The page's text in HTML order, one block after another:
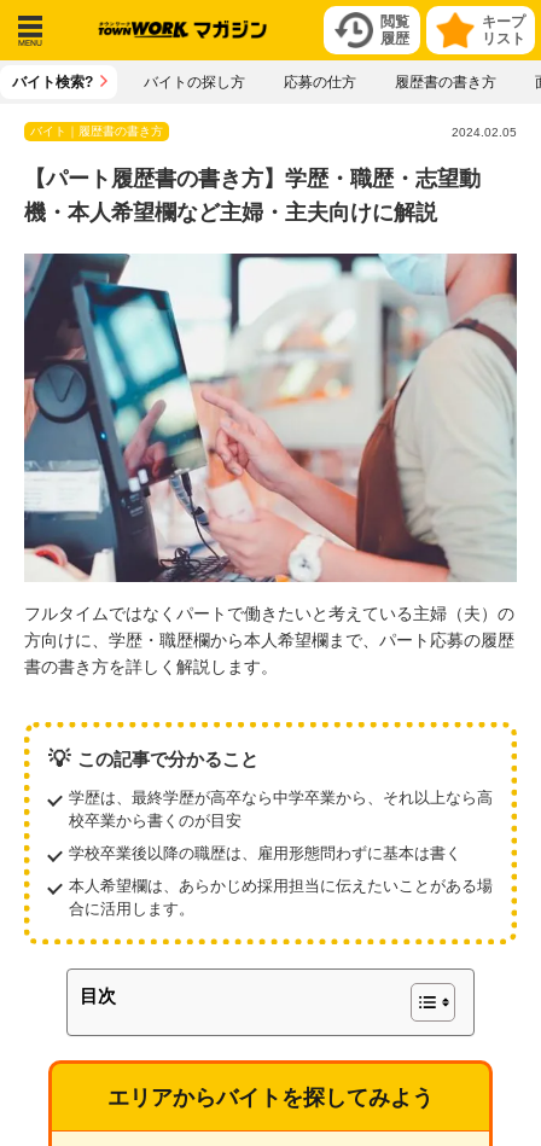
キープ
リスト
閲覧
履歴
メニ
バイト検索? バイトの探し方 応募の仕方 履歴書の書き方
バイト｜履歴書の書き方 2024.02.05
【パート履歴書の書き方】学歴・職歴・志望動
機・本人希望欄など主婦・主夫向けに解説
フルタイムではなくパートで働きたいと考えている主婦（夫）の
方向けに、学歴・職歴欄から本人希望欄まで、パート応募の履歴
書の書き方を詳しく解説します。
💡 この記事で分かること
学歴は、最終学歴が高卒なら中学卒業から、それ以上なら高
校卒業から書くのが目安
学校卒業後以降の職歴は、雇用形態問わずに基本は書く
本人希望欄は、あらかじめ採用担当に伝えたいことがある場
合に活用します。
目次
エリアからバイトを探してみよう